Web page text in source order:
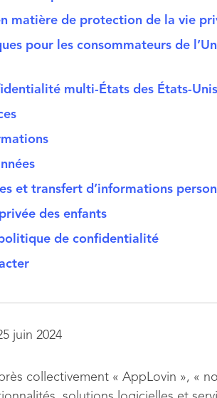
matière de protection de la vie
pour les consommateurs de
multi-États des États-Unis
et transfert d’informations
des enfants
de confidentialité
juin 2024
collectivement « AppLovin », «